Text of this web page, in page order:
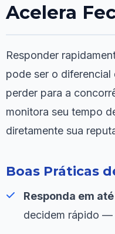
Acelera
Responder
pode ser o diferencial
perder para a
monitora seu tempo
diretamente sua
Boas Práticas
Responda em até
decidem rápido —